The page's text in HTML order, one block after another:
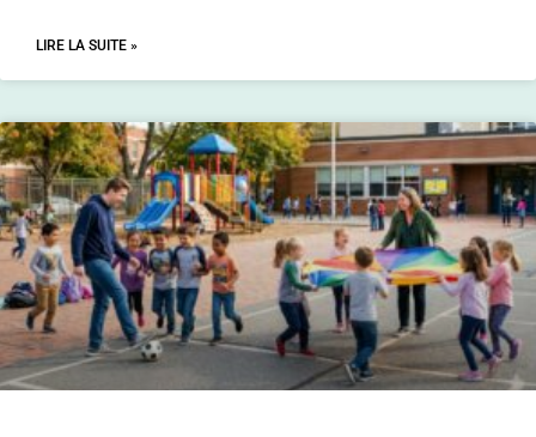
LIRE LA SUITE »